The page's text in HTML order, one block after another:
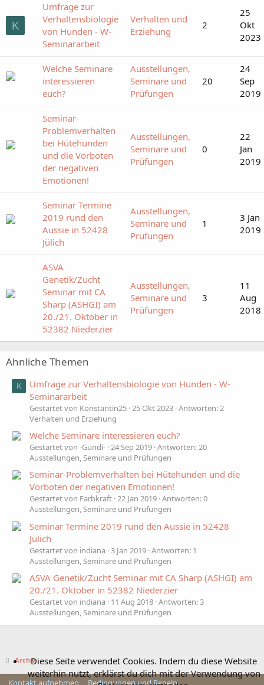
K
Umfrage zur
Verhaltensbiologie
von Hunden - W-
Seminararbeit
Verhalten und
Erziehung
2
25
Okt
2023
Welche Seminare
interessieren
euch?
Ausstellungen,
Seminare und
Prüfungen
20
24
Sep
2019
Seminar-
Problemverhalten
bei Hütehunden
und die Vorboten
der negativen
Emotionen!
Ausstellungen,
Seminare und
Prüfungen
0
22
Jan
2019
Seminar Termine
2019 rund den
Aussie in 52428
Jülich
Ausstellungen,
Seminare und
Prüfungen
1
3 Jan
2019
ASVA
Genetik/Zucht
Seminar mit CA
Sharp (ASHGI) am
20./21. Oktober in
52382 Niederzier
Ausstellungen,
Seminare und
Prüfungen
3
11
Aug
2018
Ähnliche Themen
K
Umfrage zur Verhaltensbiologie von Hunden - W-
Seminararbeit
Gestartet von Konstantin25 25 Okt 2023 Antworten: 2
Verhalten und Erziehung
Welche Seminare interessieren euch?
Gestartet von -Gundi- 24 Sep 2019 Antworten: 20
Ausstellungen, Seminare und Prüfungen
Seminar-Problemverhalten bei Hütehunden und die
Vorboten der negativen Emotionen!
Gestartet von Farbkraft 22 Jan 2019 Antworten: 0
Ausstellungen, Seminare und Prüfungen
Seminar Termine 2019 rund den Aussie in 52428
Jülich
Gestartet von indiana 3 Jan 2019 Antworten: 1
Ausstellungen, Seminare und Prüfungen
ASVA Genetik/Zucht Seminar mit CA Sharp (ASHGI) am
20./21. Oktober in 52382 Niederzier
Gestartet von indiana 11 Aug 2018 Antworten: 3
Ausstellungen, Seminare und Prüfungen
Archiv
Kontakt aufnehmen Bedingungen und Regeln
Diese Seite verwendet Cookies. Indem du diese Website
weiterhin nutzt, erklärst du dich mit der Verwendung von